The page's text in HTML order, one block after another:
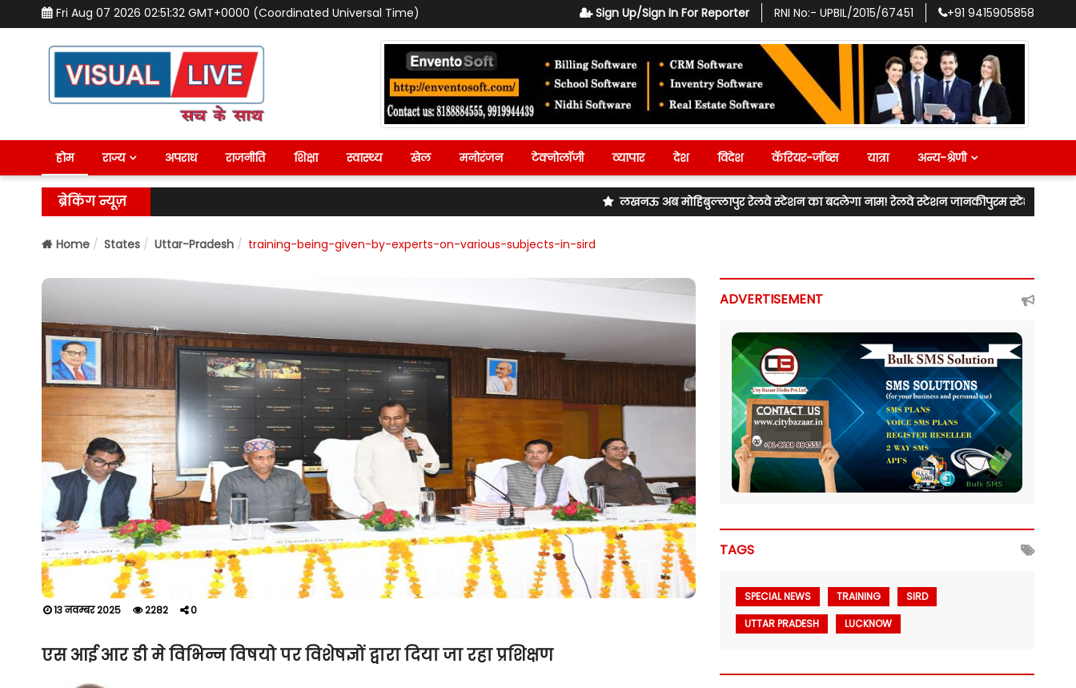
Fri Aug 07 2026 02:51:33 GMT+0000 (Coordinated Universal Time) Sign Up/Sign In For Reporter RNI No:- UPBIL/2015/67451 +91 9415905858
होम राज्य अपराध राजनीति शिक्षा स्वास्थ्य खेल मनोरंजन टेक्नोलॉजी व्यापार देश विदेश कॅरियर-जॉब्स यात्रा अन्य-श्रेणी
ब्रेकिंग न्यूज़ लखनऊ अब मोहिबुल्लापुर रेलवे स्टेशन का बदलेगा नाम! रेलवे स्टेशन जानकीपुरम स्टेशन के नाम से जाना जाएगा!
Home States Uttar-Pradesh training-being-given-by-experts-on-various-subjects-in-sird
13 नवम्बर 2025 2282 0
एस आई आर डी मे विभिन्न विषयो पर विशेषज्ञों द्वारा दिया जा रहा प्रशिक्षण
ADVERTISEMENT
TAGS
SPECIAL NEWS TRAINING
SIRD
UTTAR PRADESH
LUCKNOW